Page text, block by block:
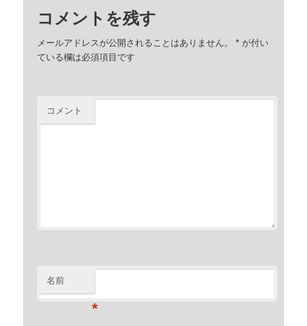
コメントを残す
メールアドレスが公開されることはありません。 *が付い
ている欄は必須項目です
コメント
名前
*